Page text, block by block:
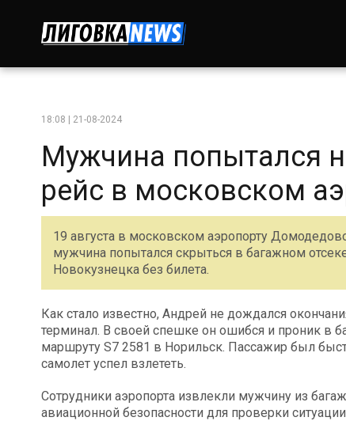
18:08 | 21-08-2024
Мужчина попытался
рейс в московском
19 августа в московском аэропорту
мужчина попытался скрыться в багажном
Новокузнецка без билета.
Как стало известно, Андрей не дождался
терминал. В своей спешке он ошибся и проник в
маршруту S7 2581 в Норильск. Пассажир был
самолет успел взлететь.
Сотрудники аэропорта извлекли мужчину из
авиационной безопасности для проверки